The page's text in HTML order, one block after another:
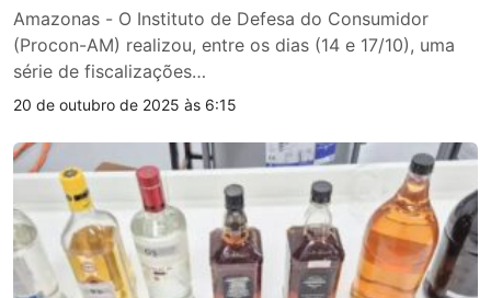
Amazonas - O Instituto de Defesa do Consumidor
(Procon-AM) realizou, entre os dias (14 e 17/10), uma
série de fiscalizações…
20 de outubro de 2025 às 6:15